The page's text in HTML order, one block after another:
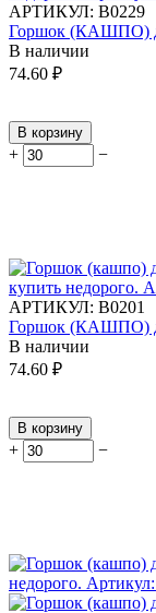
АРТИКУЛ: В0229
Горшок (КАШПО) д/
В наличии
74.60 ₽
В корзину
+ −
АРТИКУЛ: В0201
Горшок (КАШПО) д/
В наличии
74.60 ₽
В корзину
+ −